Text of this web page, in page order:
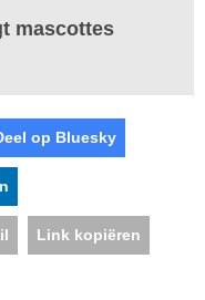
mascottes
op Bluesky
Link kopiëren